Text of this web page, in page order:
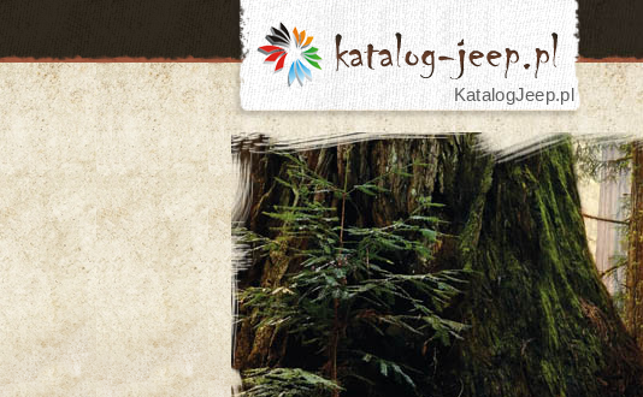
KatalogJeep.pl